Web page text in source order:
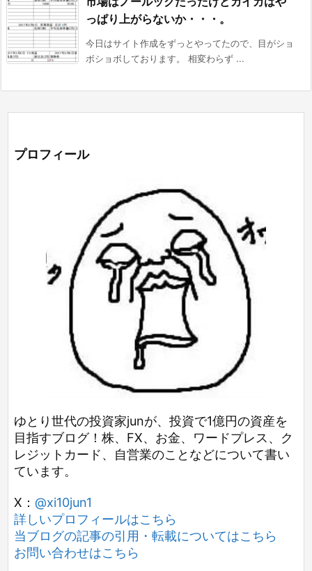
っぱり上がらないか・・・。
今日はサイト作成をずっとやってたので、目がショ
ボショボしております。 相変わらず ...
プロフィール
ゆとり世代の投資家junが、投資で1億円の資産を
目指すブログ！株、FX、お金、ワードプレス、ク
レジットカード、自営業のことなどについて書い
ています。
X： @xi10jun1
詳しいプロフィールはこちら
当ブログの記事の引用・転載についてはこちら
お問い合わせはこちら